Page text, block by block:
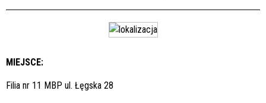
MIEJSCE:
Filia nr 11 MBP ul. Łęgska 28